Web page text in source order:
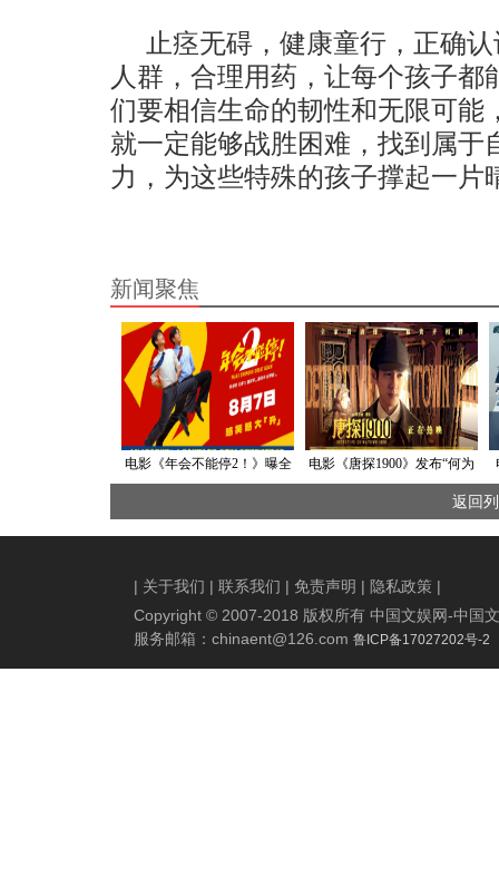
止痉无碍，健康童行，正确
人群，合理用药，让每个孩子
们要相信生命的韧性和无限可
就一定能够战胜困难，找到属于
力，为这些特殊的孩子撑起一片
新闻聚焦
电影《年会不能停2！》曝全
职场爆笑逆袭
电影《唐探1900》发布“何为
天才”正片片段 惊喜未曝光片
段更添反转与笑点
返回
| 关于我们 | 联系我们 | 免责声明 | 隐私政策 |
Copyright © 2007-2018 版权所有 中国文娱网-中国
服务邮箱： chinaent@126.com 鲁ICP备17027202号-2